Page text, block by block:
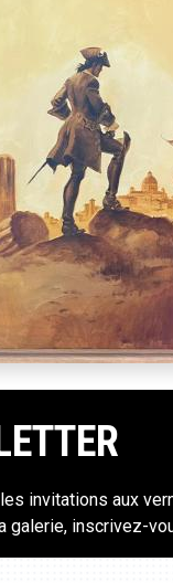
invitations aux
galerie, inscrivez-